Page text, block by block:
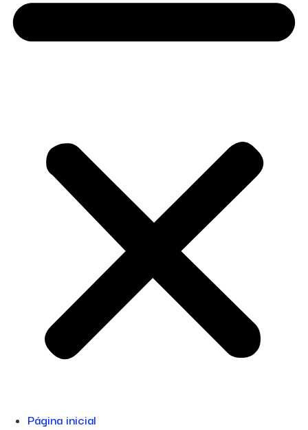
Página inicial